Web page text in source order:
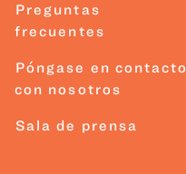
Preguntas
frecuentes
Póngase en contacto
con nosotros
Sala de prensa